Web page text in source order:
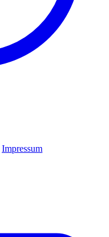
Impressum